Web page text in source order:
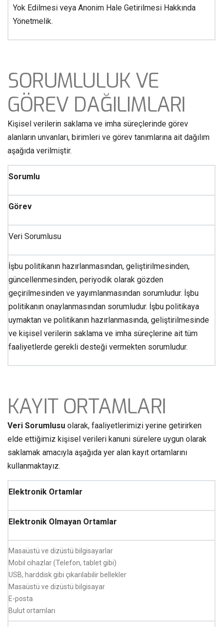
Yok Edilmesi veya Anonim Hale Getirilmesi Hakkında
Yönetmelik.
SORUMLULUK VE
GÖREV DAĞILIMLARI
Kişisel verilerin saklama ve imha süreçlerinde görev
alanların unvanları, birimleri ve görev tanımlarına ait dağılım
aşağıda verilmiştir.
Sorumlu
Görev
Veri Sorumlusu
İşbu politikanın hazırlanmasından, geliştirilmesinden,
güncellenmesinden, periyodik olarak gözden
geçirilmesinden ve yayımlanmasından sorumludur. İşbu
politikanın onaylanmasından sorumludur. İşbu politikaya
uymaktan ve politikanın hazırlanmasında, geliştirilmesinde
ve kişisel verilerin saklama ve imha süreçlerine ait tüm
faaliyetlerde gerekli desteği vermekten sorumludur.
KAYIT ORTAMLARI
Veri Sorumlusu olarak, faaliyetlerimizi yerine getirirken
elde ettiğimiz kişisel verileri kanuni sürelere uygun olarak
saklamak amacıyla aşağıda yer alan kayıt ortamlarını
kullanmaktayız.
Elektronik Ortamlar
Elektronik Olmayan Ortamlar
Masaüstü ve dizüstü bilgisayarlar
Mobil cihazlar (Telefon, tablet gibi)
USB, harddisk gibi çıkarılabilir bellekler
Masaüstü ve dizüstü bilgisayar
E-posta
Bulut ortamları